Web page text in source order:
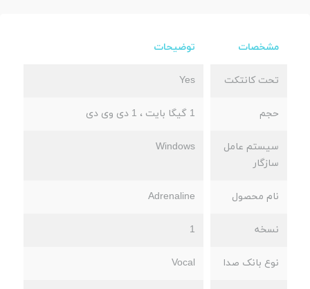
مشخصات توضیحات
تحت کانتکت Yes
حجم 1 گیگا بایت ، 1 دی وی دی
سیستم عامل
سازگار
Windows
نام محصول Adrenaline
نسخه 1
نوع بانک صدا Vocal